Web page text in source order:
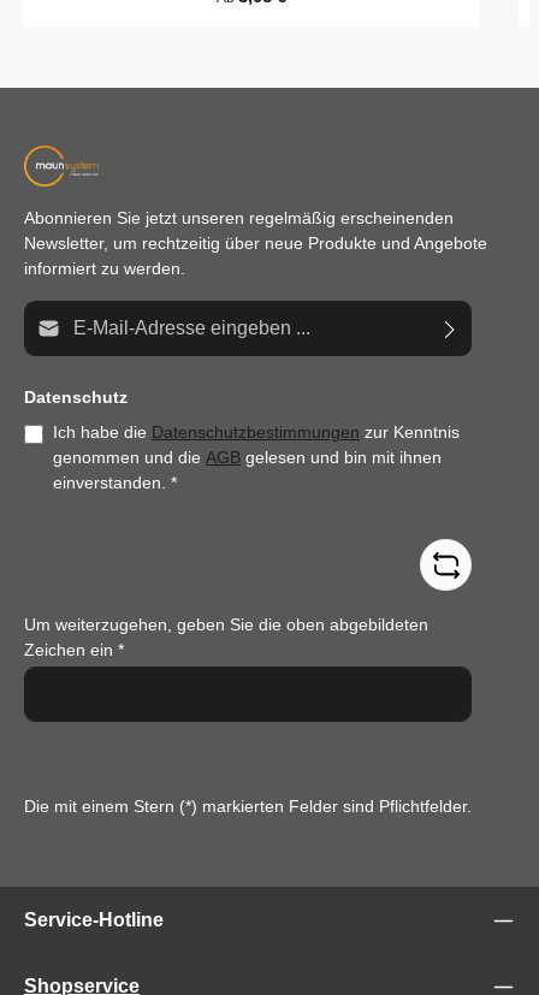
Abonnieren Sie jetzt unseren regelmäßig erscheinenden
Newsletter, um rechtzeitig über neue Produkte und Angebote
informiert zu werden.
E-Mail-Adresse*
Datenschutz
Ich habe die Datenschutzbestimmungen zur Kenntnis
genommen und die AGB gelesen und bin mit ihnen
einverstanden. *
Um weiterzugehen, geben Sie die oben abgebildeten
Zeichen ein *
Die mit einem Stern (*) markierten Felder sind Pflichtfelder.
Service-Hotline
Shopservice